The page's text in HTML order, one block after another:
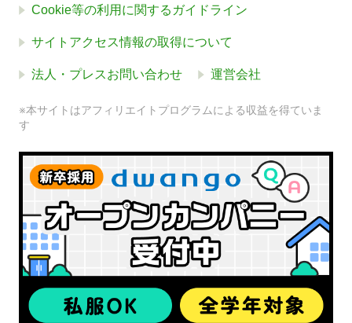
Cookie等の利用に関するガイドライン
サイトアクセス情報の取得について
法人・プレスお問い合わせ 運営会社
※本サイトはアフィリエイトプログラムによる収益を得ていま
す